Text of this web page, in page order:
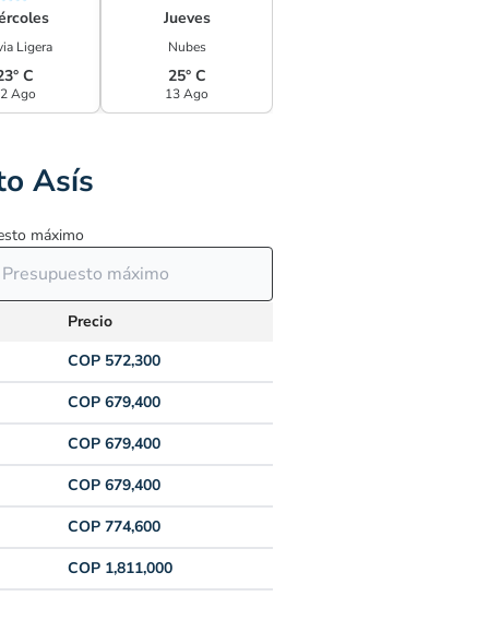
Ligera
C
Ago
Jueves
Nubes
25° C
13 Ago
Asís
máximo
Precio
COP 572,300
COP 679,400
COP 679,400
COP 679,400
COP 774,600
COP 1,811,000